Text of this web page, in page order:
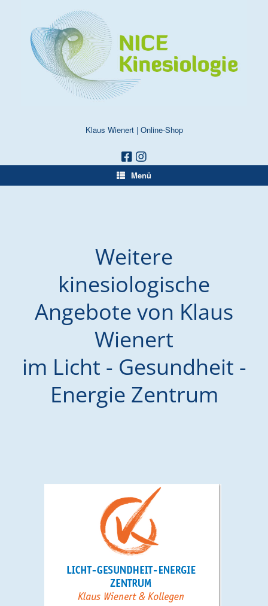
Klaus Wienert| Online-Shop
Menü
Weitere
kinesiologische
Angebote von Klaus
Wienert
im Licht - Gesundheit -
Energie Zentrum